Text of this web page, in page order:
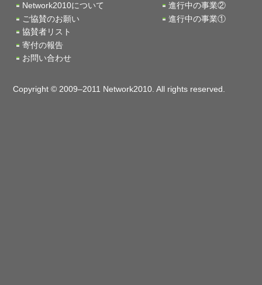
Network2010について
ご協賛のお願い
協賛者リスト
寄付の報告
お問い合わせ
進行中の事業②
進行中の事業①
Copyright © 2009–2011 Network2010. All rights reserved.